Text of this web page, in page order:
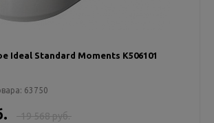
Ideal Standard Moments K506101
63750
19 568 руб.